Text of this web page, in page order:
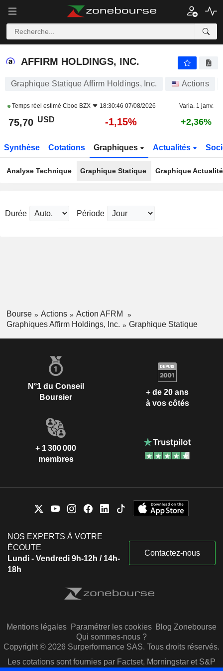
AFFIRM HOLDINGS, INC.
AFFIRM HOLDINGS, INC.
Graphique Statique Affirm Holdings, Inc. Actions
Temps réel estimé Cboe BZX 18:30:46 07/08/2026 Varia. 1 janv.
75,70 USD -1,15% +2,36%
Synthèse Cotations Graphiques Actualités
Analyse Technique Graphique Statique Graphique
Durée Période
Bourse Actions
Action AFRM
Graphiques Affirm Holdings, Inc.
Graphique Statique
N°1 du Conseil
Boursier
+ de 20 ans
à vos côtés
+ 1 300 000
membres
NOS EXPERTS À VOTRE
ÉCOUTE
Lundi - Vendredi 9h-12h / 14h-
18h
Contactez-nous
Mentions légales Paramétrer les cookies Blog Zonebourse
Qui sommes-nous ?
Copyright © 2026 Surperformance SAS. Tous droits réservés.
Les cotations sont fournies par Factset, Morningstar et S&P